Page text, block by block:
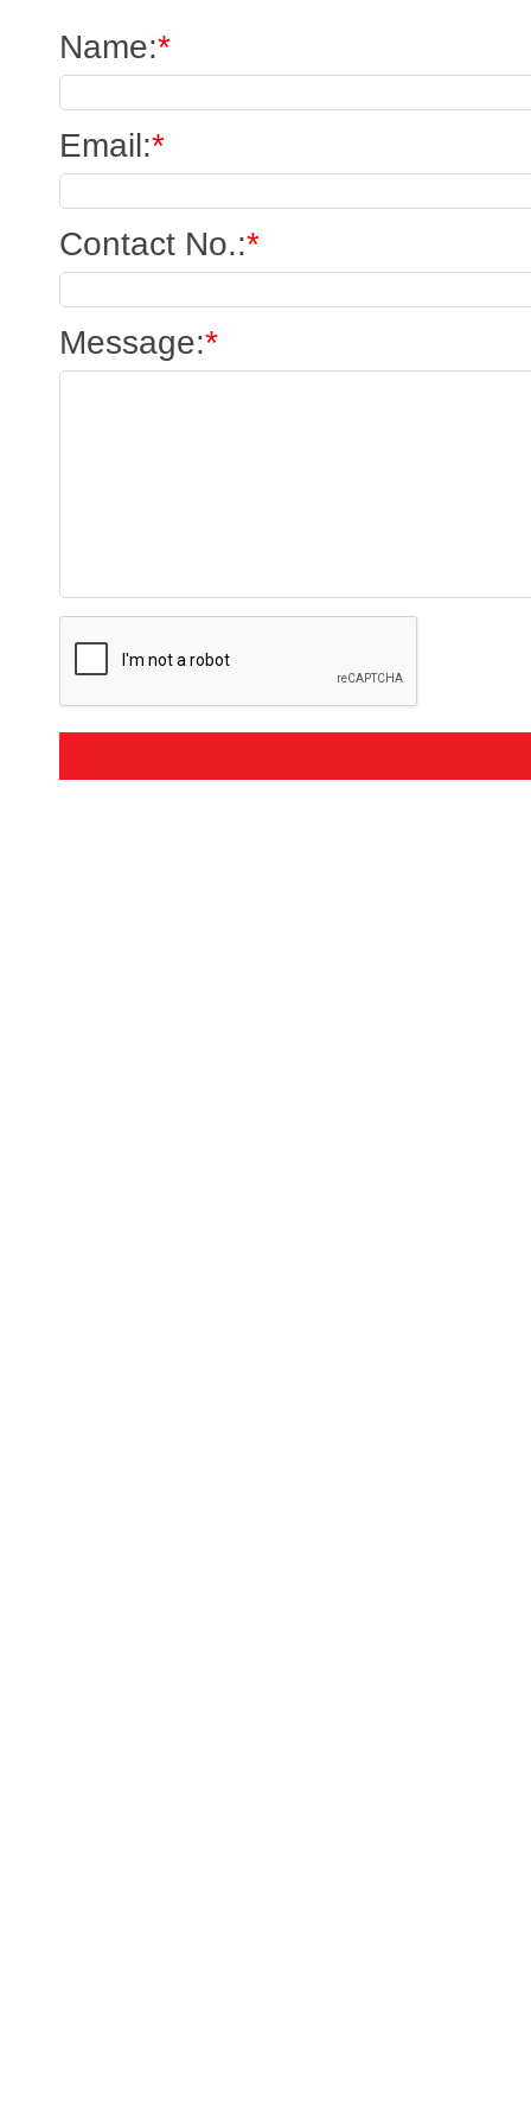
Name:*
Email:*
Contact No.:*
Message:*